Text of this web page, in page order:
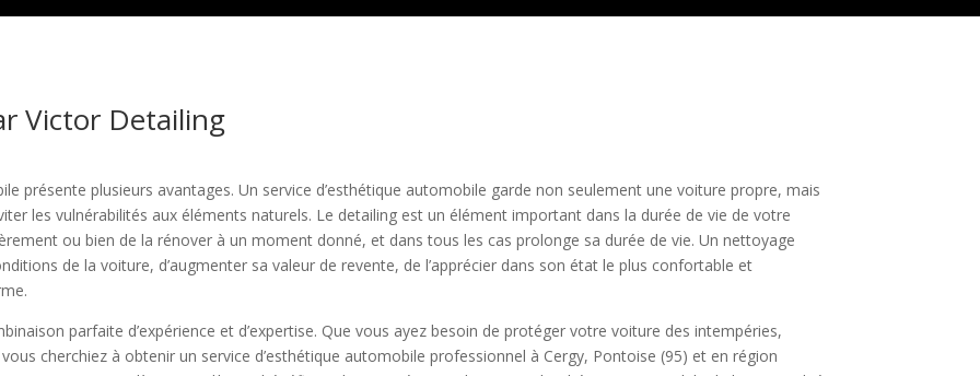
Victor Detailing
présente plusieurs avantages. Un service d’esthétique automobile garde non seulement une voiture propre, mais
les vulnérabilités aux éléments naturels. Le detailing est un élément important dans la durée de vie de votre
ou bien de la rénover à un moment donné, et dans tous les cas prolonge sa durée de vie. Un nettoyage
de la voiture, d’augmenter sa valeur de revente, de l’apprécier dans son état le plus confortable et
parfaite d’expérience et d’expertise. Que vous ayez besoin de protéger votre voiture des intempéries,
cherchiez à obtenir un service d’esthétique automobile professionnel à Cergy, Pontoise (95) et en région